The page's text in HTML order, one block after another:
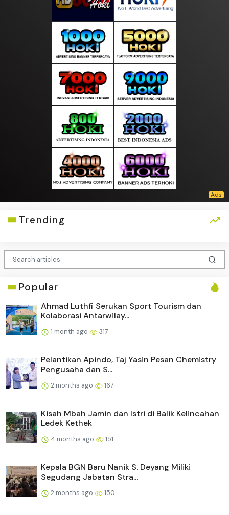
Trending
Popular
Ahmad Luthfi Serukan Sport Tourism dan
Kolaborasi Antarwilay...
1 month ago 317
Pelantikan Apindo, Taj Yasin Pesan Chemistry
Pengusaha dan S...
2 months ago 167
Kisah Mbah Jamin dan Istri di Balik Kelincahan
Ledek Kethek
4 months ago 151
Kepala BGN Baru Nanik S. Deyang Miliki
Segudang Jabatan Stra...
2 months ago 150